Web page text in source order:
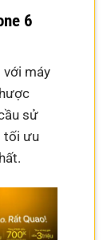
6
với máy
sử
tối ưu